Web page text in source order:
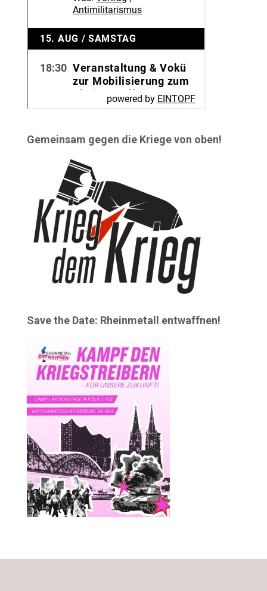
Gemeinsam gegen die Kriege von oben!
Save the Date: Rheinmetall entwaffnen!